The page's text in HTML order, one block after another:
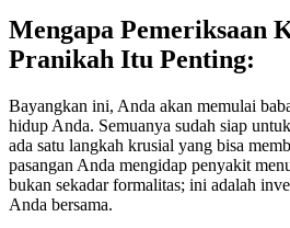
Mengapa Pemeriksaan
Pranikah Itu Penting:
Bayangkan ini, Anda akan memulai
hidup Anda. Semuanya sudah siap
ada satu langkah krusial yang bisa
pasangan Anda mengidap penyakit
bukan sekadar formalitas; ini adalah
Anda bersama.